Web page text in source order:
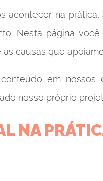
acontecer na
Nesta página
causas que
em nossos
nosso próprio
NA